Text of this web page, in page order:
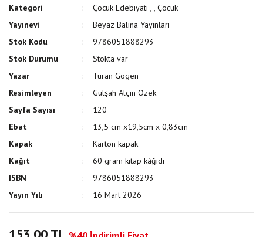
Kategori Çocuk Edebiyatı ,,Çocuk
Yayınevi
Beyaz Balina Yayınları
Stok Kodu
9786051888293
Stok Durumu
Stokta var
Yazar
Turan Gögen
Resimleyen
Gülşah Alçın Özek
Sayfa Sayısı
120
Ebat
13,5 cm x19,5cm x 0,83cm
Kapak
Karton kapak
Kağıt
60 gram kitap kâğıdı
ISBN
9786051888293
Yayın Yılı
16 Mart 2026